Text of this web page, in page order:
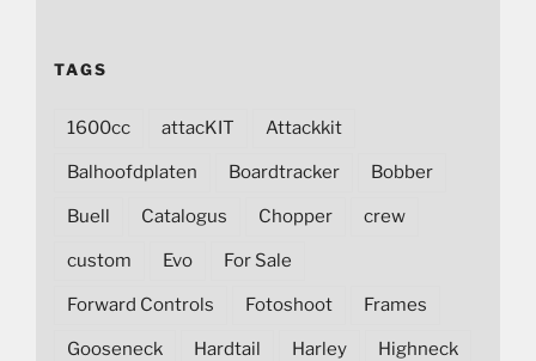
TAGS
1600cc attacKIT Attackkit
Balhoofdplaten Boardtracker Bobber
Buell Catalogus Chopper crew
custom Evo For Sale
Forward Controls Fotoshoot Frames
Gooseneck Hardtail Harley Highneck